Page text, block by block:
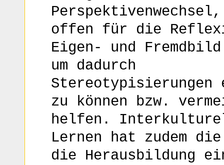
offen für die
Eigen- und
um dadurch
Stereotypisierungen
zu können bzw.
helfen.
Lernen hat zudem
die Herausbildung